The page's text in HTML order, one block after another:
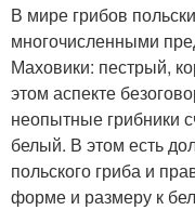
В мире грибов
многочисленными
Маховики: пестрый,
этом аспекте
неопытные грибники
белый. В этом есть
польского гриба и
форме и размеру к